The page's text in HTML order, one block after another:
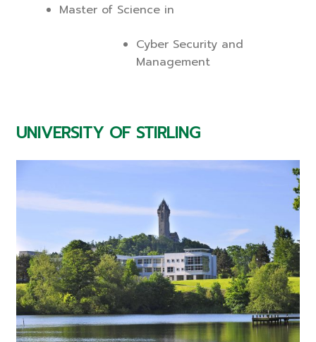
Master of Science in
Cyber Security and
Management
UNIVERSITY OF STIRLING